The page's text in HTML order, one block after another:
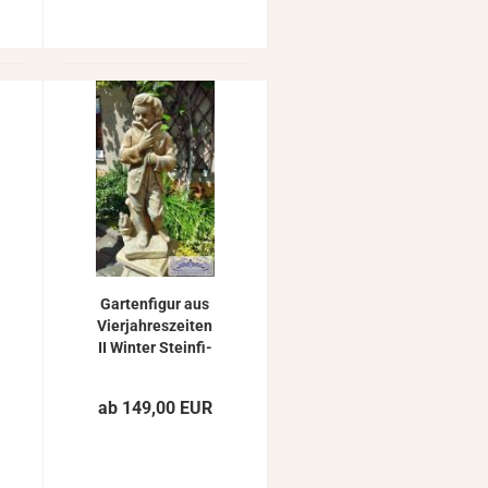
Gar­ten­fi­gur aus
Vier­jah­res­zei­ten
II Win­ter Stein­fi­
ab 149,00 EUR